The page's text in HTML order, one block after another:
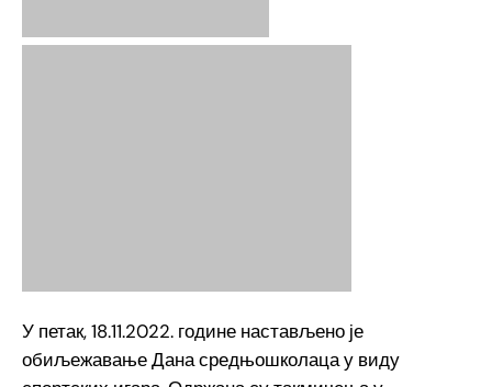
У петак, 18.11.2022. године настављено је
обиљежавање Дана средњошколаца у виду